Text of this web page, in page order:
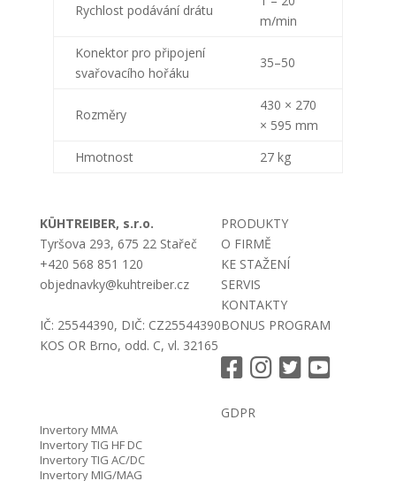
Rychlost podávání drátu
m/min
Konektor pro připojení
svařovacího hořáku
35–50
Rozměry
430 × 270
× 595 mm
Hmotnost
27 kg
KÜHTREIBER, s.r.o.
Tyršova 293, 675 22 Stařeč
+420 568 851 120
objednavky@kuhtreiber.cz
IČ: 25544390, DIČ: CZ25544390
KOS OR Brno, odd. C, vl. 32165
PRODUKTY
O FIRMĚ
KE STAŽENÍ
SERVIS
KONTAKTY
BONUS PROGRAM
GDPR
Invertory MMA
Invertory TIG HF DC
Invertory TIG AC/DC
Invertory MIG/MAG